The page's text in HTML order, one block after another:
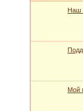
Наш
Мой